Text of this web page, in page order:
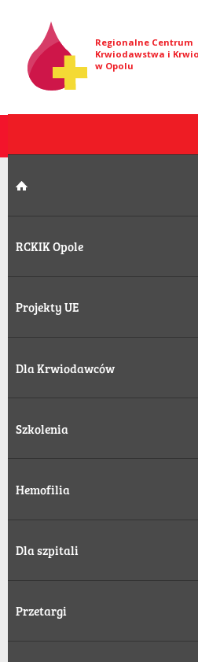
Regionalne Centrum
Krwiodawstwa i
w Opolu
RCKIK Opole
Projekty UE
Dla Krwiodawców
Szkolenia
Hemofilia
Dla szpitali
Przetargi